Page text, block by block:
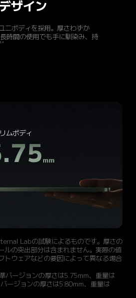
ザイン
ニボディを採用。厚さわずか
時間の使用でも手に馴染み、持
3,4
ムボディ
mm
Labの試験によるものです。厚さの
ルの突出部分は含まれません。実際の値
トウェアなどの要因によって異なる場合
バージョンの厚さは5.75mm、重量は
ージョンの厚さは5.80mm、重量は